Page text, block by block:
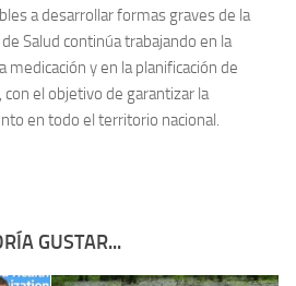
a desarrollar formas graves de la
Salud continúa trabajando en la
y en la planificación de
el objetivo de garantizar la
en todo el territorio nacional.
GUSTAR...